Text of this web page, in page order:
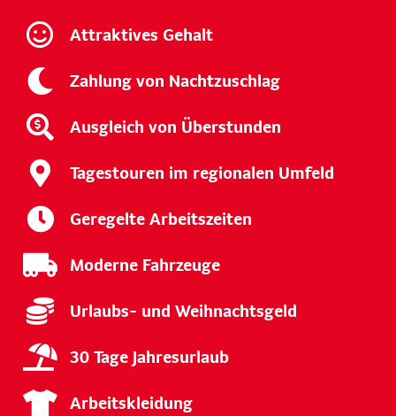
Attraktives Gehalt
Zahlung von Nachtzuschlag
Ausgleich von Überstunden
Tagestouren im regionalen Umfeld
Geregelte Arbeitszeiten
Moderne Fahrzeuge
Urlaubs- und Weihnachtsgeld
30 Tage Jahresurlaub
Arbeitskleidung